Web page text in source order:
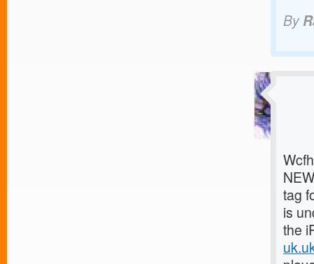
By
tag
is
the